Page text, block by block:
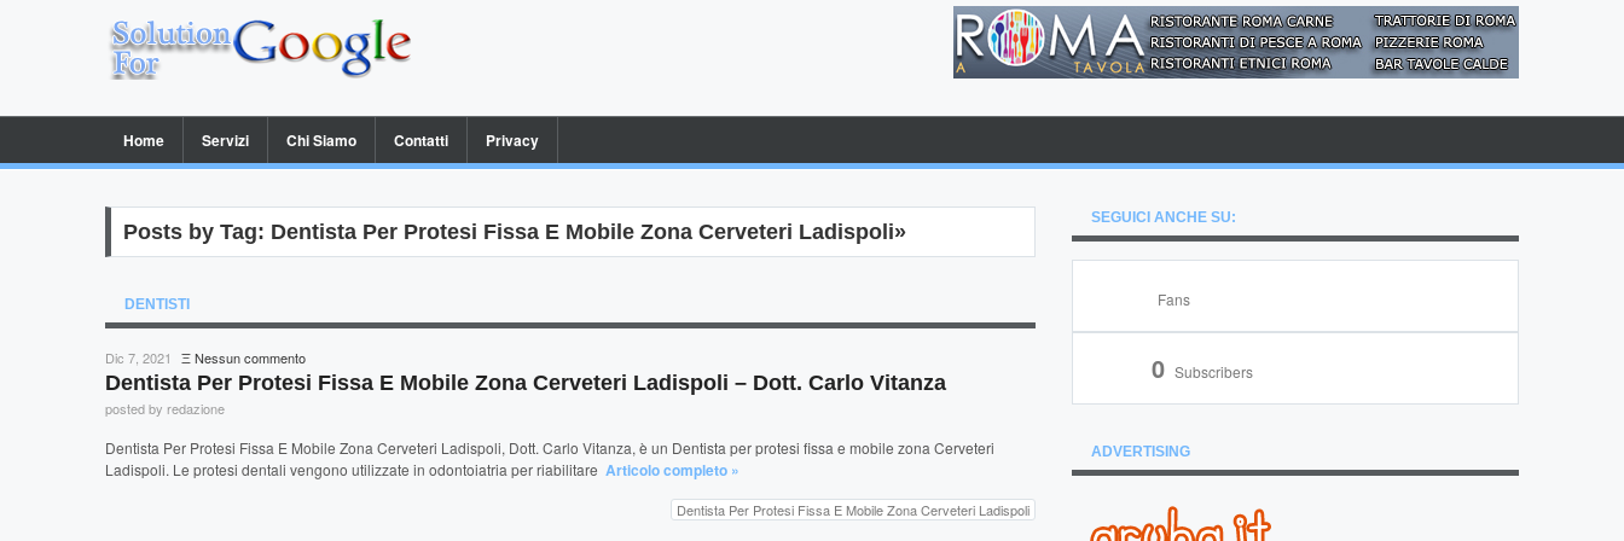
Home Servizi Chi Siamo Contatti Privacy
Posts by Tag: Dentista Per Protesi Fissa E Mobile Zona Cerveteri Ladispoli»
DENTISTI
Dic 7, 2021 ΞNessun commentosu
Dentista
Fissa
E
Dentista Per Protesi Fissa E Mobile Zona Cerveteri Ladispoli – Dott. Carlo Vitanza
posted by redazione
Dentista Per Protesi Fissa E Mobile Zona Cerveteri Ladispoli, Dott. Carlo Vitanza, è un Dentista per protesi fissa e mobile zona Cerveteri
Ladispoli. Le protesi dentali vengono utilizzate in odontoiatria per riabilitare Articolo completo »
Dentista Per Protesi Fissa E Mobile Zona Cerveteri Ladispoli
SEGUICI ANCHE SU:
Fans
0 Subscribers
ADVERTISING